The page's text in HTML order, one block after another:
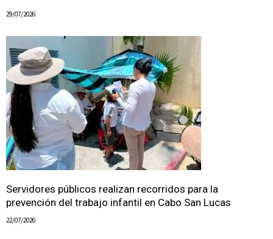
29/07/2026
Servidores públicos realizan recorridos para la
prevención del trabajo infantil en Cabo San Lucas
22/07/2026